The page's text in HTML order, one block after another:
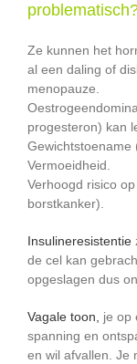
Ze kunnen het
al een daling of
menopauze.
progesteron) kan
Gewichtstoename
Vermoeidheid.
Verhoogd risico
borstkanker).
Insulineresistentie
de cel kan
opgeslagen dus
Vagale toon,
je op
spanning en
en wil afvallen. Je